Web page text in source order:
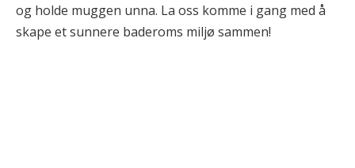
og holde muggen unna. La oss komme i gang med å
skape et sunnere baderoms miljø sammen!